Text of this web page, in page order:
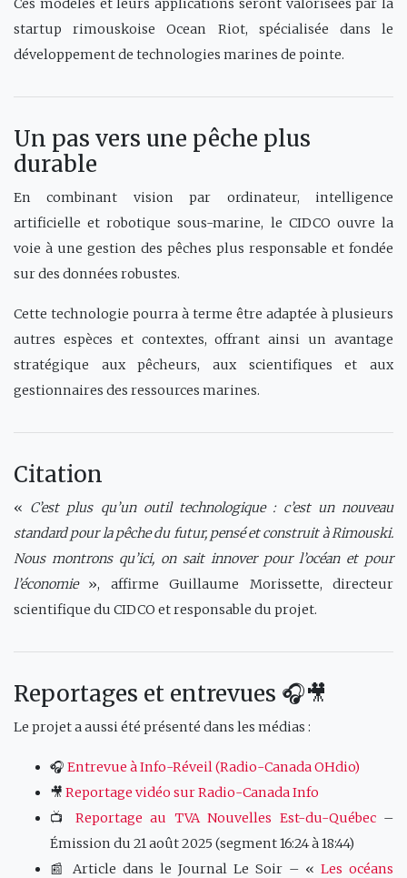
Ces modèles et leurs applications seront valorisées par la
startup rimouskoise Ocean Riot, spécialisée dans le
développement de technologies marines de pointe.
Un pas vers une pêche plus
durable
En combinant vision par ordinateur, intelligence
artificielle et robotique sous-marine, le CIDCO ouvre la
voie à une gestion des pêches plus responsable et fondée
sur des données robustes.
Cette technologie pourra à terme être adaptée à plusieurs
autres espèces et contextes, offrant ainsi un avantage
stratégique aux pêcheurs, aux scientifiques et aux
gestionnaires des ressources marines.
Citation
« C’est plus qu’un outil technologique : c’est un nouveau
standard pour la pêche du futur, pensé et construit à Rimouski.
Nous montrons qu’ici, on sait innover pour l’océan et pour
l’économie», affirme Guillaume Morissette, directeur
scientifique du CIDCO et responsable du projet.
Reportages et entrevues 🎧🎥
Le projet a aussi été présenté dans les médias :
🎧 Entrevue à Info-Réveil (Radio-Canada OHdio)
🎥 Reportage vidéo sur Radio-Canada Info
📺 Reportage au TVA Nouvelles Est-du-Québec–
Émission du 21 août 2025 (segment 16:24 à 18:44)
📰 Article dans le Journal Le Soir – « Les océans